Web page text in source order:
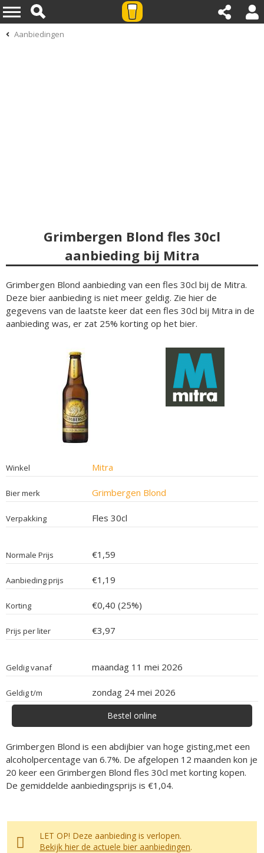
Aanbiedingen
Grimbergen Blond fles 30cl
aanbieding bij Mitra
Grimbergen Blond aanbieding van een fles 30cl bij de Mitra.
Deze bier aanbieding is niet meer geldig. Zie hier de
gegevens van de laatste keer dat een fles 30cl bij Mitra in de
aanbieding was, er zat 25% korting op het bier.
Winkel Mitra
Bier merk Grimbergen Blond
Verpakking Fles 30cl
Normale Prijs €1,59
Aanbieding prijs €1,19
Korting €0,40 (25%)
Prijs per liter €3,97
Geldig vanaf maandag 11 mei 2026
Geldig t/m zondag 24 mei 2026
Bestel online
Grimbergen Blond is een abdijbier van hoge gisting,met een
alcoholpercentage van 6.7%. De afgelopen 12 maanden kon je
20 keer een Grimbergen Blond fles 30cl met korting kopen.
De gemiddelde aanbiedingsprijs is €1,04.
LET OP! Deze aanbieding is verlopen.
Bekijk hier de actuele bier aanbiedingen.